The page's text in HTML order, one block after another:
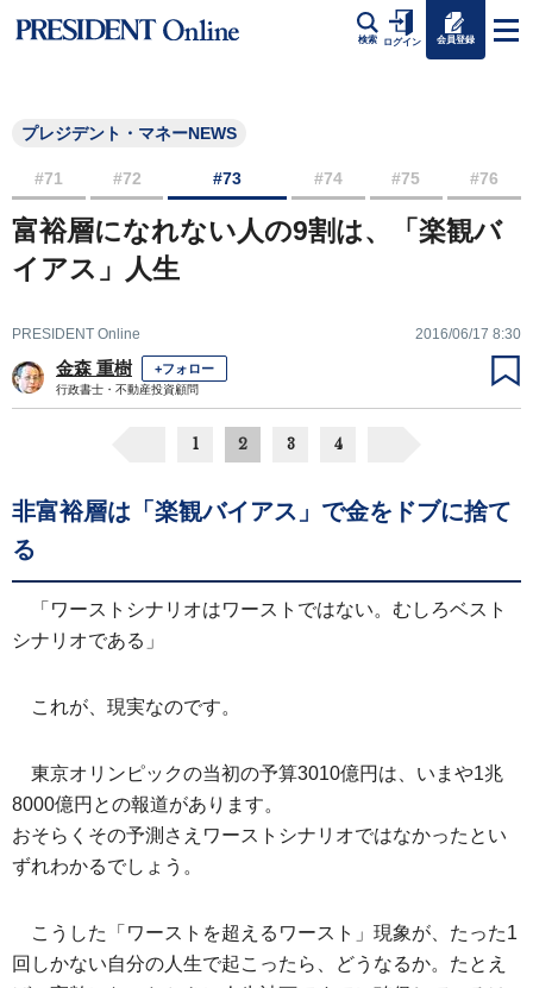
検索 ログイン 会員登録
プレジデント・マネーNEWS
#71 #72 #73 #74 #75 #76
富裕層になれない人の9割は、「楽観バ
イアス」人生
PRESIDENT Online 2016/06/17 8:30
金森 重樹 +フォロー
行政書士・不動産投資顧問
1 2 3 4
非富裕層は「楽観バイアス」で金をドブに捨て
る
「ワーストシナリオはワーストではない。むしろベスト
シナリオである」
これが、現実なのです。
東京オリンピックの当初の予算3010億円は、いまや1兆
8000億円との報道があります。
おそらくその予測さえワーストシナリオではなかったとい
ずれわかるでしょう。
こうした「ワーストを超えるワースト」現象が、たった1
回しかない自分の人生で起こったら、どうなるか。たとえ